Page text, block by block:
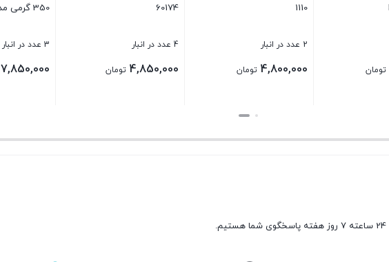
تومان
1110
2 عدد در انبار
4,800,000 تومان
60174
4 عدد در انبار
4,850,000 تومان
350 گرمی مدل 1368
3 عدد در انبار
7,850,000